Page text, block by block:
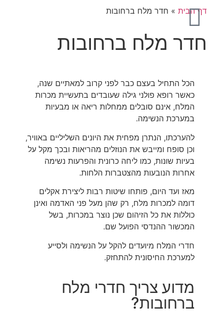
דף הבית » חדר מלח ברחובות
חדר מלח ברחובות
הכל התחיל בעצם כבר לפני קרוב למאתיים שנה,
כאשר רופא פולני גילה שעובדים בתעשיית מכרות
המלח, אינם סובלים ממחלות ריאה או מבעיות
במערכת הנשימה.
להערכתו, הנתרן מפחית את היונים השליליים באוויר,
וכן סופח ומייבש את הנוזלים מהריאות ובכך מקל על
בעיות שונות, כמו ליחה כרונית והפרעות נשימה
אחרות הנובעות מהצטברות הלחות.
מאז ועד היום, פותחו שיטות רבות ליצירת אקלים
דומה למכרות מלח, רק שהן מעל פני האדמה ואינן
כוללות את כל הזיהום שכן נוצר במכרות, בשל
המכשור ההנדסי הפועל שם.
חדרי המלח מיועדים להקל על הנשימה ולסייע
למערכת החיסונית להתחזק.
מדוע צריך חדרי מלח
ברחובות?